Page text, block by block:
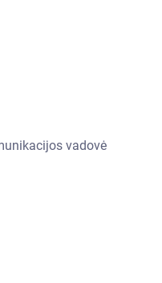
vadovė